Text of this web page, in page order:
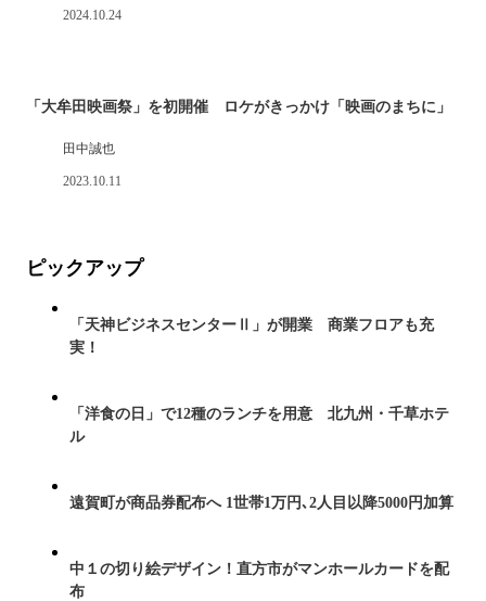
2024.10.24
「大牟田映画祭」を初開催 ロケがきっかけ「映画のまちに」
田中誠也
2023.10.11
ピックアップ
「天神ビジネスセンターⅡ」が開業 商業フロアも充
実！
「洋食の日」で12種のランチを用意 北九州・千草ホテ
ル
遠賀町が商品券配布へ 1世帯1万円､2人目以降5000円加算
中１の切り絵デザイン！直方市がマンホールカードを配
布